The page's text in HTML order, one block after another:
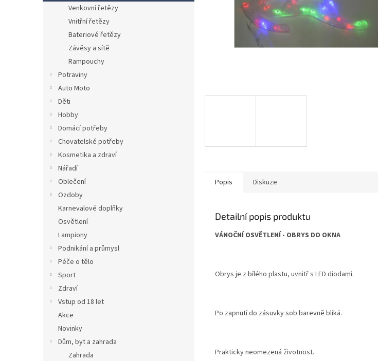
n
Venkovní řetězy
Vnitřní řetězy
Bateriové řetězy
Závěsy a sítě
Rampouchy
Potraviny
Auto Moto
Děti
Hobby
Domácí potřeby
Chovatelské potřeby
Kosmetika a zdraví
Nářadí
Oblečení
Ozdoby
Karnevalové doplňky
Osvětlení
Lampiony
Podnikání a průmysl
Péče o tělo
Sport
Zdraví
Vstup od 18 let
Akce
Novinky
Dům, byt a zahrada
Zahrada
Popis Diskuze
Detailní popis produktu
VÁNOČNÍ OSVĚTLENÍ - OBRYS DO OKNA
Obrys je z bílého plastu, uvnitř s LED diodami.
Po zapnutí do zásuvky sob barevně bliká.
Prakticky neomezená životnost.